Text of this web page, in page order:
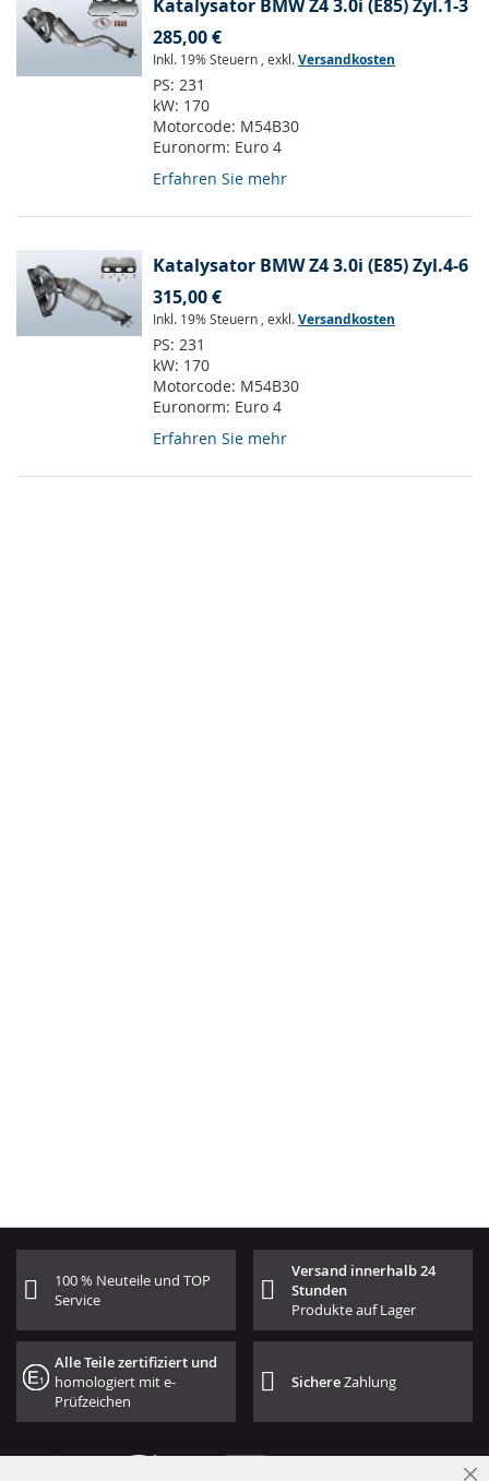
Katalysator BMW Z4 3.0i (E85) Zyl.1-3
285,00 €
Inkl. 19% Steuern , exkl.Versandkosten
PS: 231
kW: 170
Motorcode: M54B30
Euronorm: Euro 4
Erfahren Sie mehr
Katalysator BMW Z4 3.0i (E85) Zyl.4-6
315,00 €
Inkl. 19% Steuern , exkl.Versandkosten
PS: 231
kW: 170
Motorcode: M54B30
Euronorm: Euro 4
Erfahren Sie mehr
100 % Neuteile und TOP
Service
Versand innerhalb 24
Stunden
Produkte auf Lager
Alle Teile zertifiziert und
homologiert mit e-
Prüfzeichen
SichereZahlung